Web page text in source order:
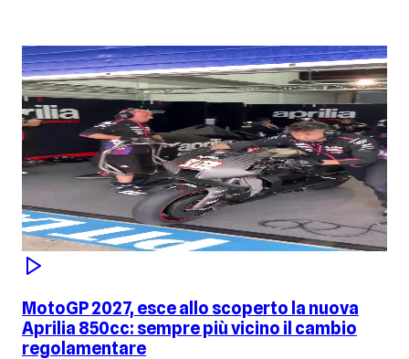
MotoGP 2027, esce allo scoperto la nuova
Aprilia 850cc: sempre più vicino il cambio
regolamentare